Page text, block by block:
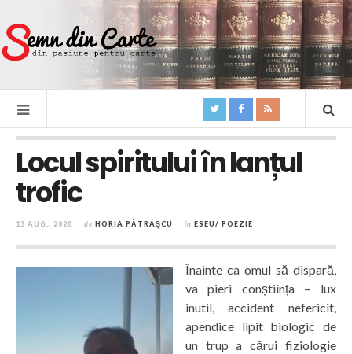
Locul spiritului în lanțul
trofic
13 AUG., 2020 de HORIA PĂTRAȘCU în ESEU/ POEZIE
Înainte ca omul să dispară,
va pieri conștiința – lux
inutil, accident nefericit,
apendice lipit biologic de
un trup a cărui fiziologie